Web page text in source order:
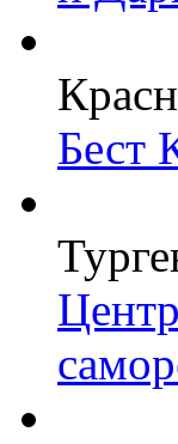
Бест